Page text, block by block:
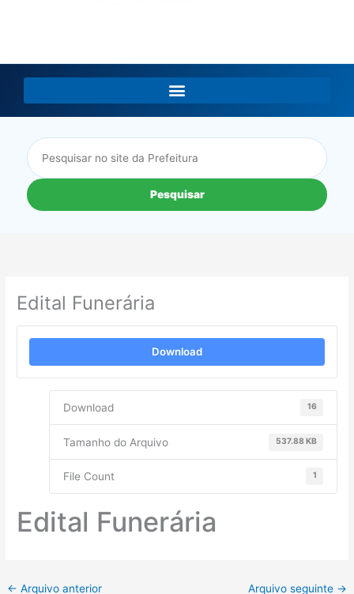
Pesquisar
Edital Funerária
Download
Download 16
Tamanho do Arquivo 537.88 KB
File Count 1
Edital Funerária
← Arquivo anterior Arquivo seguinte →